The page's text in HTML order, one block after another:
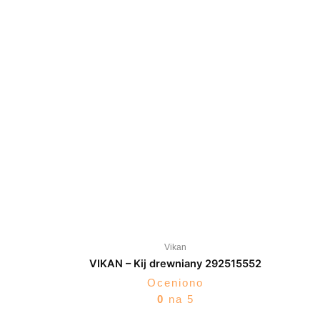
Vikan
VIKAN – Kij drewniany 292515552
Oceniono
0 na 5